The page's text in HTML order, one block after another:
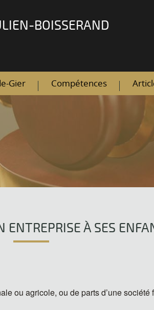
BOISSERAND
Gier Compétences
ENTREPRISE À SES
ou agricole, ou de parts d’une